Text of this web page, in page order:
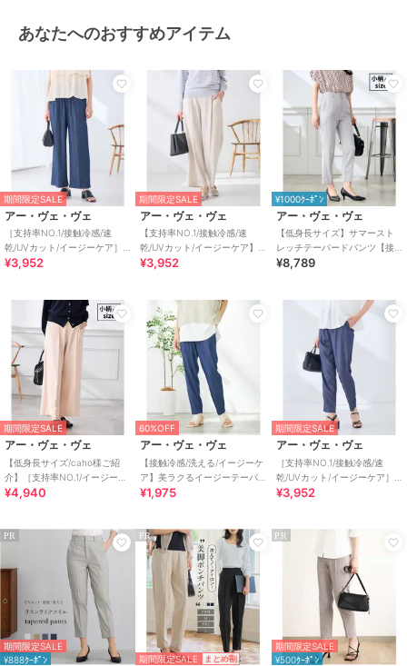
UVカット加工
/洗える
スラックス
UVカット加工
洗える/
吸水速
乾加工 / ストレッチ/ワイド・
原産国 中国
あなたへのおすすめアイテム
期間限定SALE
アー・ヴェ・ヴェ
［支持率NO.1/接触冷感/速
乾/UVカット/イージーケア］
イージーワイドパンツ
¥3,952
期間限定SALE
アー・ヴェ・ヴェ
【支持率NO.1/接触冷感/速
乾/UVカット/イージーケア】
スッキリ見えワイドパンツ
¥3,952
¥1000ｸｰﾎﾟﾝ
アー・ヴェ・ヴェ
【低身長サイズ】サマースト
レッチテーパードパンツ【接
触冷感/イージーケア/UVカッ
¥8,789
期間限定SALE
アー・ヴェ・ヴェ
【低身長サイズ/caho様ご紹
介】［支持率NO.1/イージーケ
ア/ストレッチ］スッキリ見え
¥4,940
60%OFF
アー・ヴェ・ヴェ
【接触冷感/洗える/イージーケ
ア】美ラクるイージーテーパ
ードパンツ
¥1,975
期間限定SALE
アー・ヴェ・ヴェ
［支持率NO.1/接触冷感/速
乾/UVカット/イージーケア］
イージーテーパードパンツ
¥3,952
PR
期間限定SALE
¥888ｸｰﾎﾟﾝ
PR
期間限定SALE まとめ割
PR
期間限定SALE
¥500ｸｰﾎﾟﾝ